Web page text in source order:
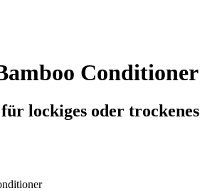
Conditioner
lockiges oder trockenes